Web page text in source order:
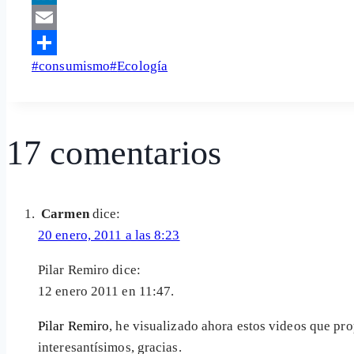
LinkedIn
Email
Share
Etiquetas
#consumismo#Ecología
17 comentarios
Carmen dice:
20 enero, 2011 a las 8:23
Pilar Remiro dice:
12 enero 2011 en 11:47.
Pilar Remiro, he visualizado ahora estos videos que
interesantísimos, gracias.